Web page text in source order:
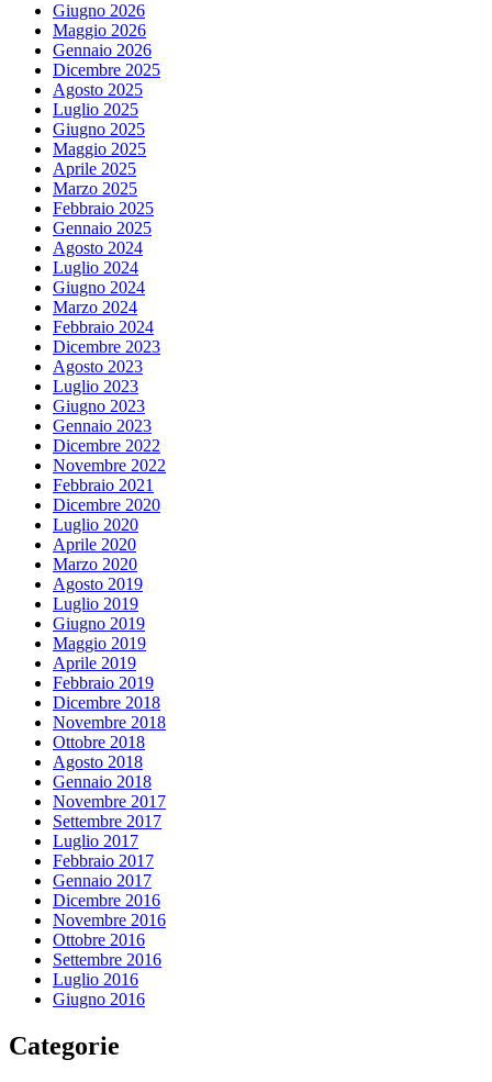
Giugno 2026
Maggio 2026
Gennaio 2026
Dicembre 2025
Agosto 2025
Luglio 2025
Giugno 2025
Maggio 2025
Aprile 2025
Marzo 2025
Febbraio 2025
Gennaio 2025
Agosto 2024
Luglio 2024
Giugno 2024
Marzo 2024
Febbraio 2024
Dicembre 2023
Agosto 2023
Luglio 2023
Giugno 2023
Gennaio 2023
Dicembre 2022
Novembre 2022
Febbraio 2021
Dicembre 2020
Luglio 2020
Aprile 2020
Marzo 2020
Agosto 2019
Luglio 2019
Giugno 2019
Maggio 2019
Aprile 2019
Febbraio 2019
Dicembre 2018
Novembre 2018
Ottobre 2018
Agosto 2018
Gennaio 2018
Novembre 2017
Settembre 2017
Luglio 2017
Febbraio 2017
Gennaio 2017
Dicembre 2016
Novembre 2016
Ottobre 2016
Settembre 2016
Luglio 2016
Giugno 2016
Categorie